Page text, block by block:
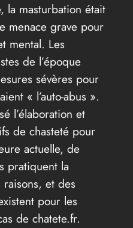
la masturbation était
menace grave pour
mental. Les
de l’époque
sévères pour
« l’auto-abus ».
l’élaboration et
de chasteté pour
actuelle, de
pratiquent la
et des
pour les
de chatete.fr.